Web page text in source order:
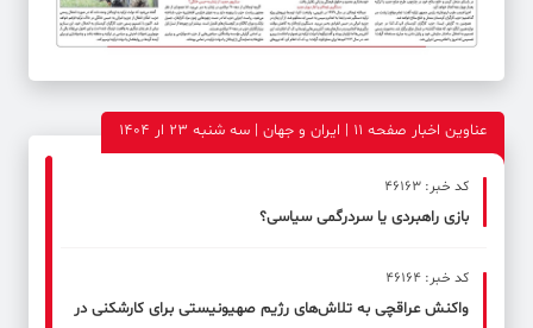
عناوین اخبار صفحه ۱۱ | ایران و جهان | سه شنبه 23 ار 1404
کد خبر: 46163
بازی راهبردی یا سردرگمی سیاسی؟
کد خبر: 46164
واکنش عراقچی به تلاش‌های رژیم صهیونیستی برای کارشکنی در